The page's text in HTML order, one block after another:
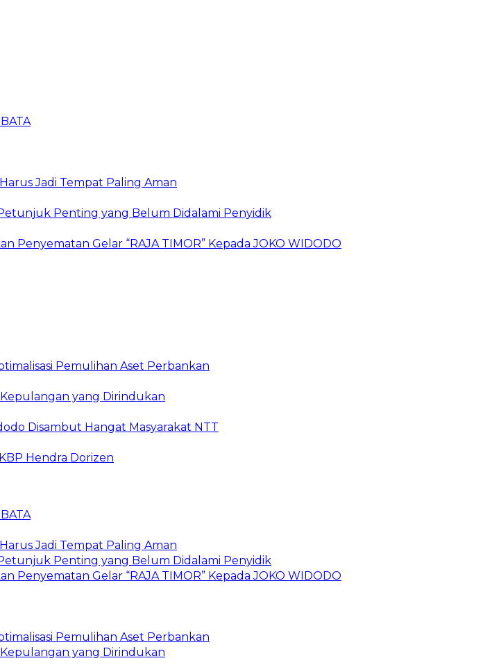
Jadi Tempat Paling Aman
Penting yang Belum Didalami Penyidik
Penyematan Gelar “RAJA TIMOR” Kepada JOKO WIDODO
Pemulihan Aset Perbankan
yang Dirindukan
Disambut Hangat Masyarakat NTT
Hendra Dorizen
Jadi Tempat Paling Aman
Penting yang Belum Didalami Penyidik
Penyematan Gelar “RAJA TIMOR” Kepada JOKO WIDODO
Pemulihan Aset Perbankan
yang Dirindukan